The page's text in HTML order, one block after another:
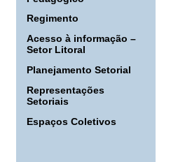
Regimento
Acesso à informação –
Setor Litoral
Planejamento Setorial
Representações
Setoriais
Espaços Coletivos